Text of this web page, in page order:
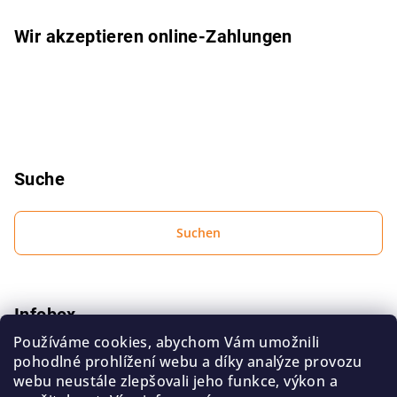
Používáme cookies, abychom Vám umožnili
pohodlné prohlížení webu a díky analýze provozu
webu neustále zlepšovali jeho funkce, výkon a
Wir akzeptieren online-Zahlungen
Suche
Suchen
Infobox
Bedingungen zum Schutz personenbezogener Daten
Geschäftsbedingungen